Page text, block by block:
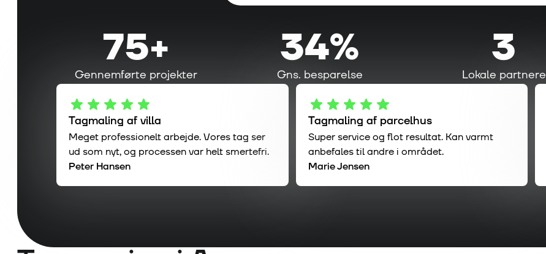
75+
Gennemførte projekter
34%
Gns. besparelse
3
Lokale partnere
Tagmaling af villa
Meget professionelt arbejde. Vores tag ser
ud som nyt, og processen var helt smertefri.
Peter Hansen
Tagmaling af parcelhus
Super service og flot resultat. Kan varmt
anbefales til andre i området.
Marie Jensen